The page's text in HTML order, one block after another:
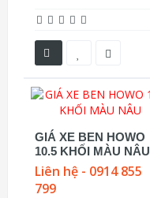
GIÁ XE BEN HOWO
10.5 KHỐI MÀU NÂU
Liên hệ - 0914 855
799